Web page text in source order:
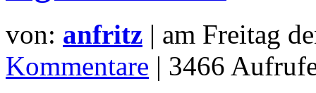
von: anfritz | am Freitag
Kommentare | 3466